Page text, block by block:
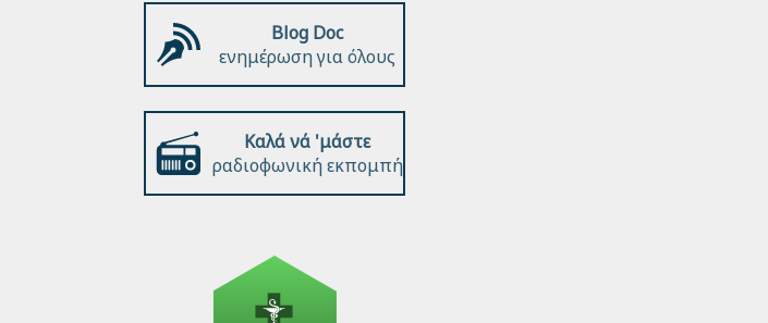
Blog Doc
ενημέρωση για όλους
Καλά νά 'μάστε
ραδιοφωνική εκπομπή